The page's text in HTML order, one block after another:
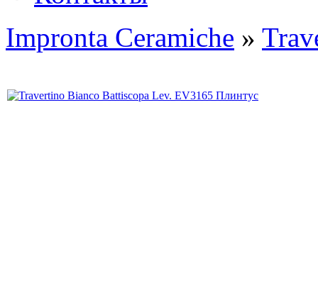
Impronta Ceramiche »